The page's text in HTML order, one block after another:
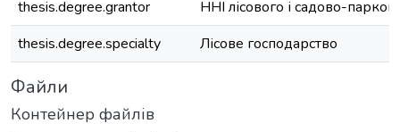
thesis.degree.grantor
ННІ лісового і садово-
thesis.degree.specialty
Лісове господарство
Файли
Контейнер файлів